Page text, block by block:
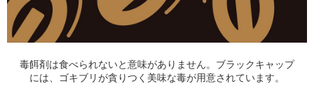
毒餌剤は食べられないと意味がありません。ブラックキャップ
には、ゴキブリが貪りつく美味な毒が用意されています。